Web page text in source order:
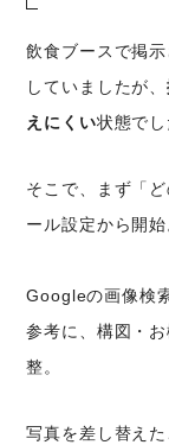
飲食ブースで掲
していましたが、
えにくい状態でし
そこで、まず「
ール設定から開始
Googleの画像検
参考に、構図・
整。
写真を差し替え